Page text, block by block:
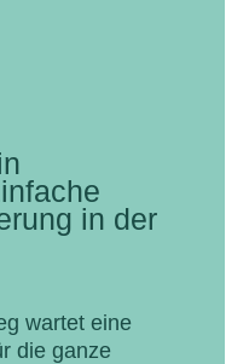
in der
wartet eine
die ganze